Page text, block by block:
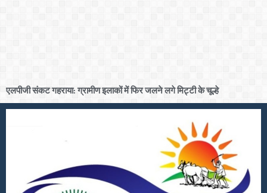
एलपीजी संकट गहराया: ग्रामीण इलाकों में फिर जलने लगे मिट्टी के चूल्हे